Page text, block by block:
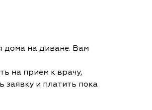
дома на диване. Вам
на прием к врачу,
заявку и платить пока